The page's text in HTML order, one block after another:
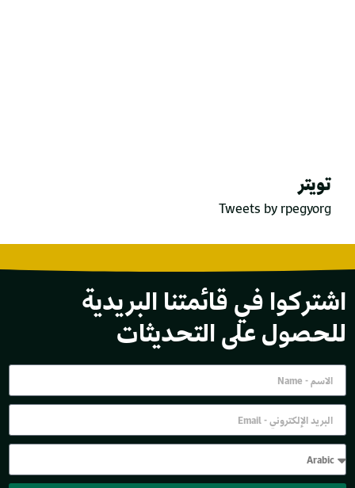
تويتر
Tweets by rpegyorg
اشتركوا في قائمتنا البريدية
للحصول على التحديثات